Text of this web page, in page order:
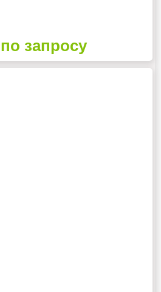
по запросу